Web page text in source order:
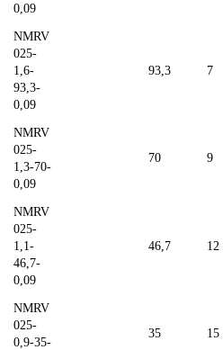
0,09
NMRV
025-
1,6-
93,3-
0,09
93,3 7
NMRV
025-
1,3-70-
0,09
70 9
NMRV
025-
1,1-
46,7-
0,09
46,7 12
NMRV
025-
0,9-35-
35 15